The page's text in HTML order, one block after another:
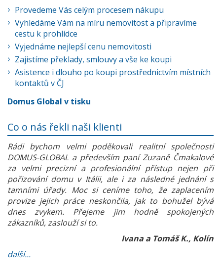
Provedeme Vás celým procesem nákupu
Vyhledáme Vám na míru nemovitost a připravíme
cestu k prohlídce
Vyjednáme nejlepší cenu nemovitosti
Zajistíme překlady, smlouvy a vše ke koupi
Asistence i dlouho po koupi prostřednictvím místních
kontaktů v ČJ
Domus Global v tisku
Co o nás řekli naši klienti
Rádi bychom velmi poděkovali realitní společnosti
DOMUS-GLOBAL a především paní Zuzaně Čmakalové
za velmi precizní a profesionální přístup nejen při
pořizování domu v Itálii, ale i za následné jednání s
tamními úřady. Moc si ceníme toho, že zaplacením
provize jejich práce neskončila, jak to bohužel bývá
dnes zvykem. Přejeme jim hodně spokojených
zákazníků, zaslouží si to.
Ivana a Tomáš K., Kolín
další...